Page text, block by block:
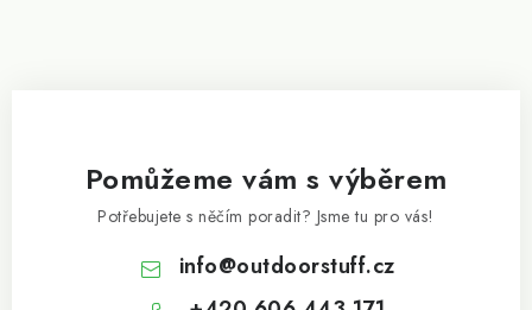
Pomůžeme vám s výběrem
Potřebujete s něčím poradit? Jsme tu pro vás!
info@outdoorstuff.cz